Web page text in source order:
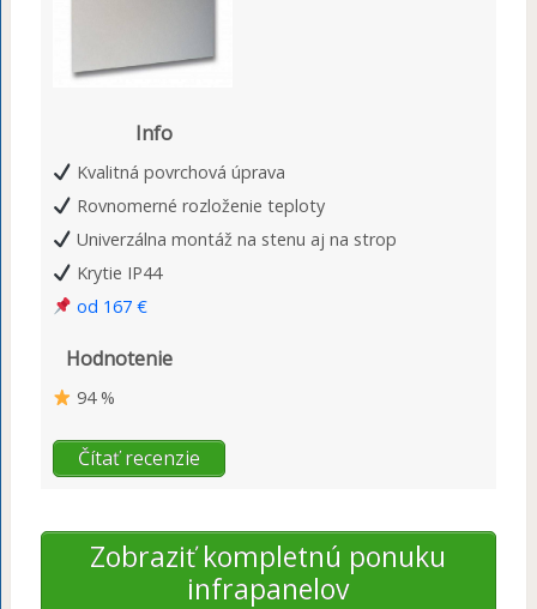
Info
Kvalitná povrchová úprava
Rovnomerné rozloženie teploty
Univerzálna montáž na stenu aj na strop
Krytie IP44
od 167 €
Hodnotenie
94 %
Čítať recenzie
Zobraziť kompletnú ponuku
infrapanelov